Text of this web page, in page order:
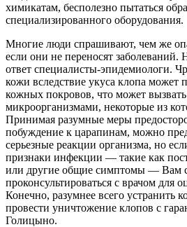
химикатам, бесполезно пытаться
специализированного оборудования.
Многие люди спрашивают, чем же
если они не переносят заболеваний.
ответ специалисты-эпидемиологи.
кожи вследствие укуса клопа может
кожных покровов, что может
микроорганизмами, некоторые из
Принимая разумные меры
побуждение к царапинам, можно
серьезные реакции организма, но
признаки инфекции — такие как
или другие общие симптомы — Вам
проконсультироваться с врачом для
Конечно, разумнее всего устранить
провести уничтожение клопов с
Голицыно.